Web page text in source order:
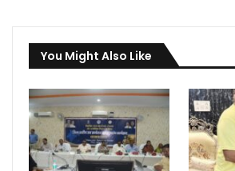
You Might Also Like